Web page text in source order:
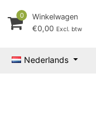
0
Winkelwagen
€0,00 Excl. btw
Nederlands